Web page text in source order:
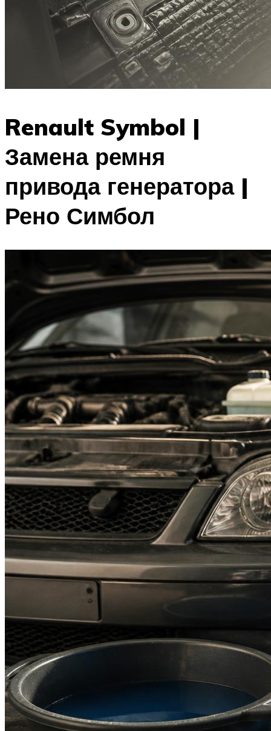
Renault Symbol |
Замена ремня
привода генератора |
Рено Симбол